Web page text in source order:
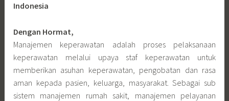
Indonesia
Dengan Hormat,
Manajemen keperawatan adalah proses pelaksanaan
keperawatan melalui upaya staf keperawatan untuk
memberikan asuhan keperawatan, pengobatan dan rasa
aman kepada pasien, keluarga, masyarakat. Sebagai sub
sistem manajemen rumah sakit, manajemen pelayanan